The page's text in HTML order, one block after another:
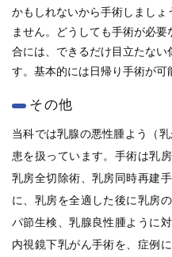
かもしれないから手術しましょ
ません。どうしても手術が必
合には、できるだけ目立たない
す。基本的には日帰り手術が可
その他
当科では乳腺の悪性腫よう（
患を扱っています。手術は乳
乳房全切除術、乳房同時再建
に、乳房を全適した後に乳房
パ節生検、乳腺良性腫ように
内視鏡下乳がん手術を、症例